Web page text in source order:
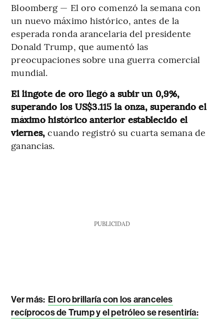
Bloomberg — El oro comenzó la semana con
un nuevo máximo histórico, antes de la
esperada ronda arancelaria del presidente
Donald Trump, que aumentó las
preocupaciones sobre una guerra comercial
mundial.
El lingote de oro llegó a subir un 0,9%,
superando los US$3.115 la onza, superando el
máximo histórico anterior establecido el
viernes, cuando registró su cuarta semana de
ganancias.
PUBLICIDAD
Ver más: El oro brillaría con los aranceles
recíprocos de Trump y el petróleo se resentiría: